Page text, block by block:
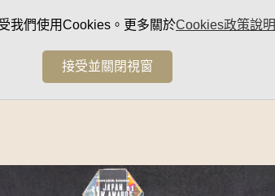
我們使用Cookies。更多關於Cookies政策說明
接受並關閉視窗